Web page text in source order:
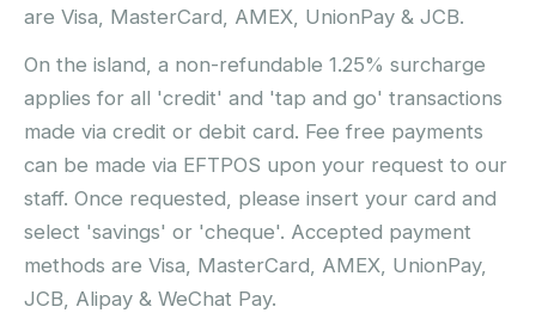
are Visa, MasterCard, AMEX, UnionPay & JCB.
On the island, a non-refundable 1.25% surcharge
applies for all 'credit' and 'tap and go' transactions
made via credit or debit card. Fee free payments
can be made via EFTPOS upon your request to our
staff. Once requested, please insert your card and
select 'savings' or 'cheque'. Accepted payment
methods are Visa, MasterCard, AMEX, UnionPay,
JCB, Alipay & WeChat Pay.